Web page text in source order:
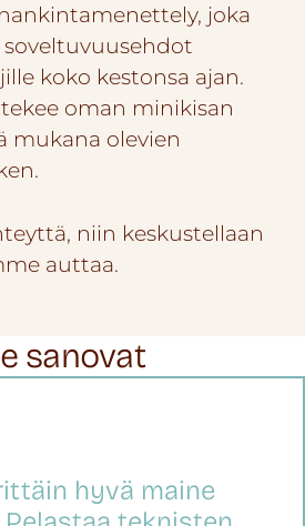
joka
koko kestonsa ajan.
tekee oman minikisan
mukana olevien
niin keskustellaan
auttaa.
sanovat
hyvä maine